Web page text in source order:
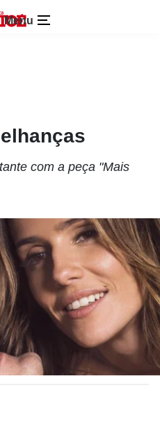
Menu
com a peça "Mais